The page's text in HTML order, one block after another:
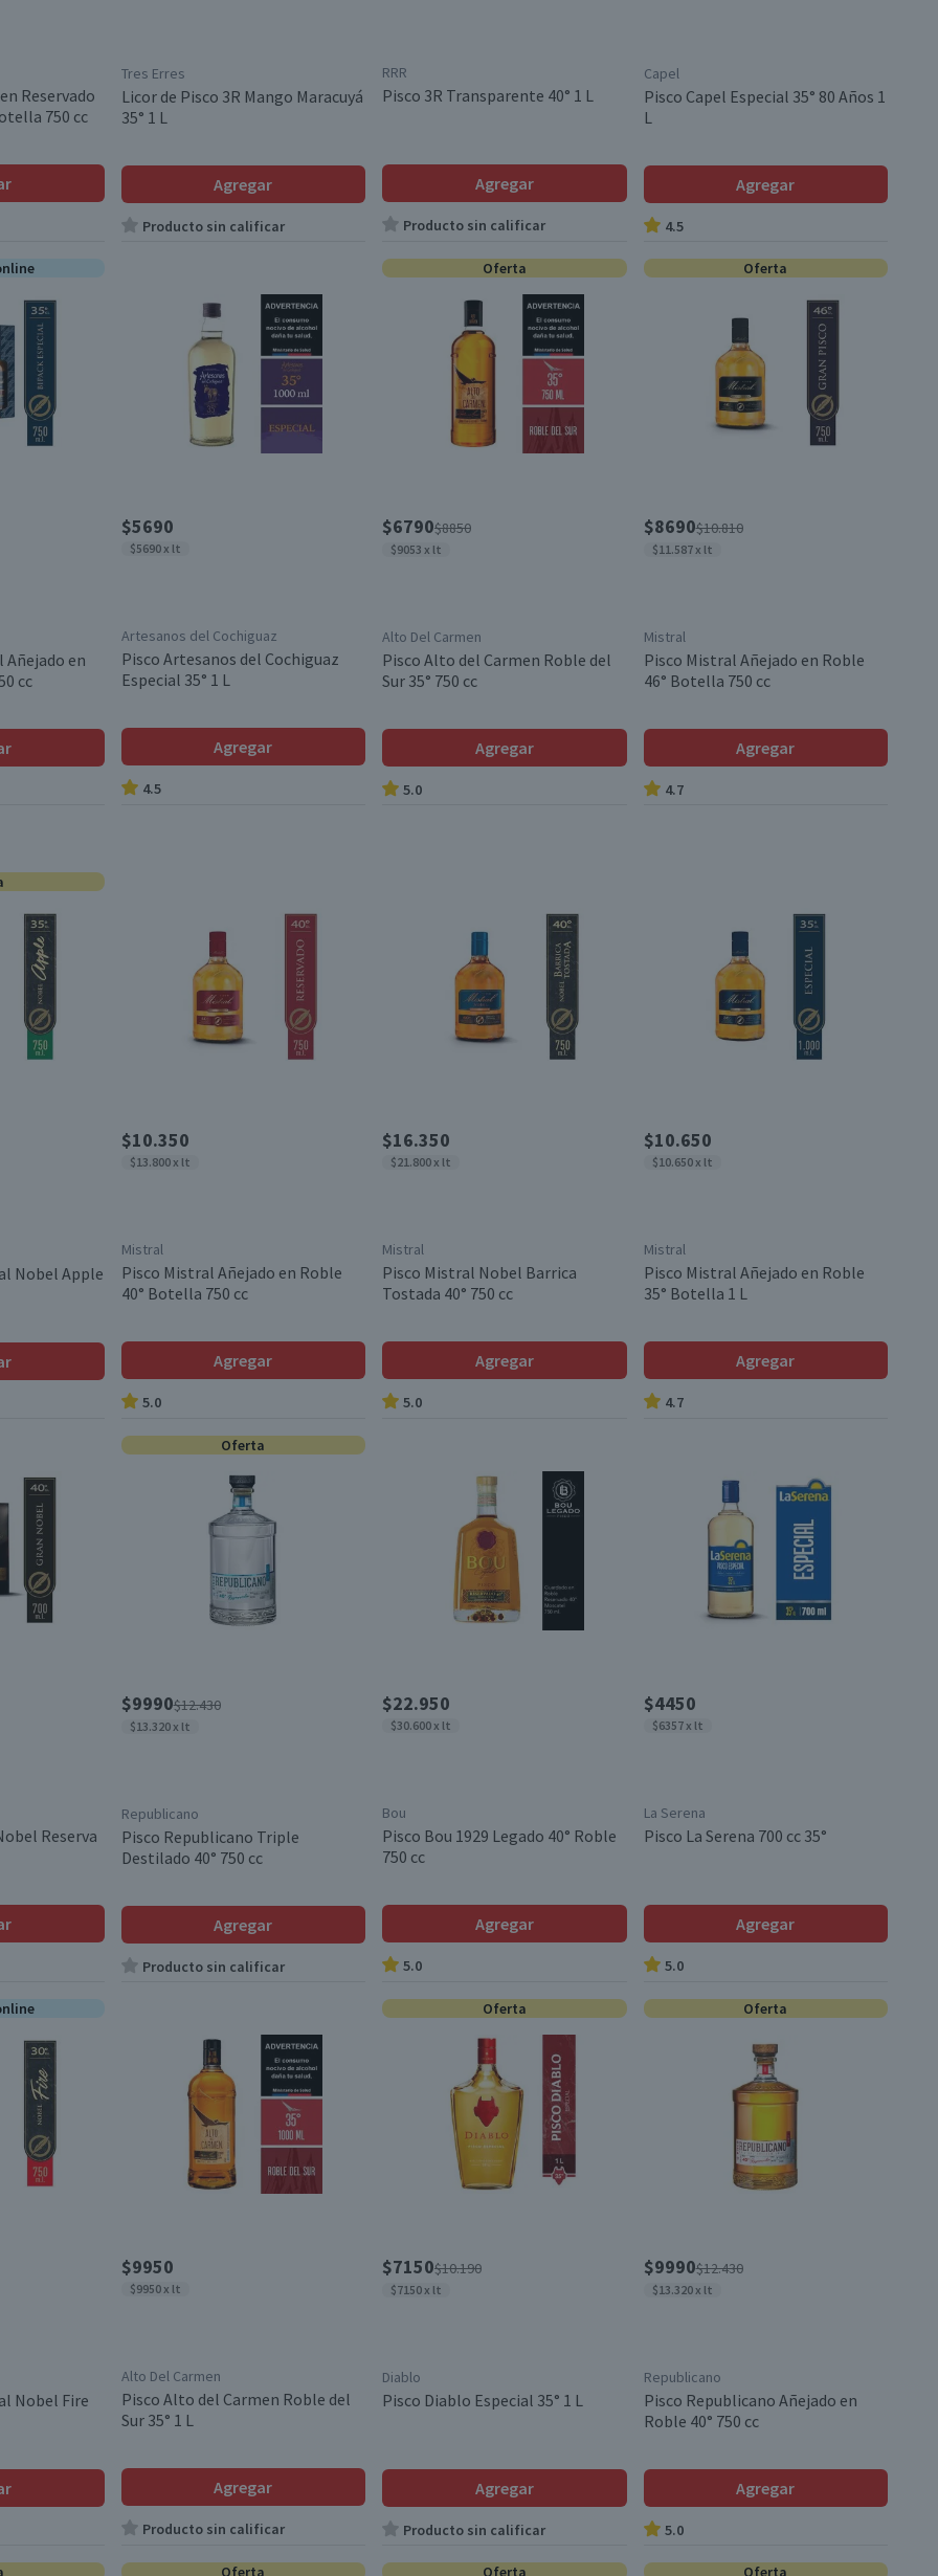
Reservado
750 cc
Tres Erres
Licor de Pisco 3R Mango Maracuyá
35° 1 L
Agregar
Producto sin calificar
RRR
Pisco 3R Transparente 40° 1 L
Agregar
Producto sin calificar
Capel
Pisco Capel Especial 35° 80 Años 1
L
Agregar
4.5
Añejado en
cc
$5690
$5690 x lt
Artesanos del Cochiguaz
Pisco Artesanos del Cochiguaz
Especial 35° 1 L
Agregar
4.5
Oferta
$6790$8850
$9053 x lt
Alto Del Carmen
Pisco Alto del Carmen Roble del
Sur 35° 750 cc
Agregar
5.0
Oferta
$8690$10.810
$11.587 x lt
Mistral
Pisco Mistral Añejado en Roble
46° Botella 750 cc
Agregar
4.7
Nobel Apple
$10.350
$13.800 x lt
Mistral
Pisco Mistral Añejado en Roble
40° Botella 750 cc
Agregar
5.0
$16.350
$21.800 x lt
Mistral
Pisco Mistral Nobel Barrica
Tostada 40° 750 cc
Agregar
5.0
$10.650
$10.650 x lt
Mistral
Pisco Mistral Añejado en Roble
35° Botella 1 L
Agregar
4.7
Reserva
Oferta
$9990$12.430
$13.320 x lt
Republicano
Pisco Republicano Triple
Destilado 40° 750 cc
Agregar
Producto sin calificar
$22.950
$30.600 x lt
Bou
Pisco Bou 1929 Legado 40° Roble
750 cc
Agregar
5.0
$4450
$6357 x lt
La Serena
Pisco La Serena 700 cc 35°
Agregar
5.0
Nobel Fire
$9950
$9950 x lt
Alto Del Carmen
Pisco Alto del Carmen Roble del
Sur 35° 1 L
Agregar
Producto sin calificar
Oferta
$7150$10.190
$7150 x lt
Diablo
Pisco Diablo Especial 35° 1 L
Agregar
Producto sin calificar
Oferta
$9990$12.430
$13.320 x lt
Republicano
Pisco Republicano Añejado en
Roble 40° 750 cc
Agregar
5.0
Oferta Oferta Oferta